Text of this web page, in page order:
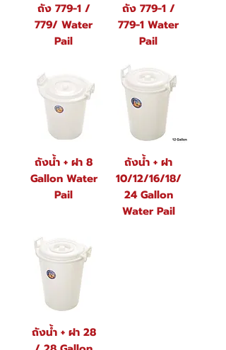
ถัง 779-1 /
779/ Water
Pail
ถัง 779-1 /
779-1 Water
Pail
ถังน้ำ + ฝา 8
Gallon Water
Pail
ถังน้ำ + ฝา
10/12/16/18/
24 Gallon
Water Pail
ถังน้ำ + ฝา 28